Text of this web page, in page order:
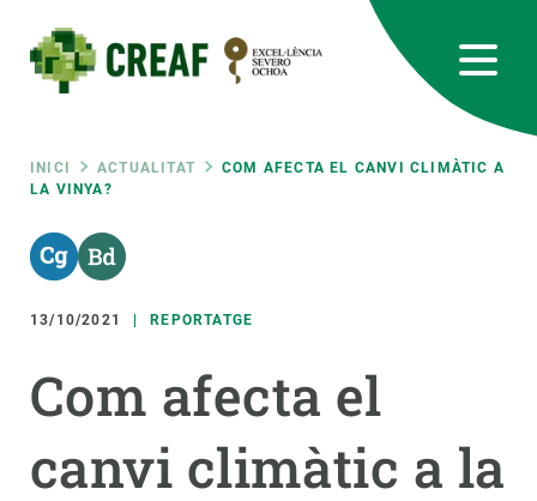
contingut
Fil
d'ariadna
INICI ACTUALITAT
COM AFECTA EL CANVI CLIMÀTIC A
LA VINYA?
13/10/2021 REPORTATGE
Com afecta el
canvi climàtic a la
RRSS
Featured
responsive
INTRANET
Responsive
menu
RECERCA
CIÈNCIA EN ACCIÓ